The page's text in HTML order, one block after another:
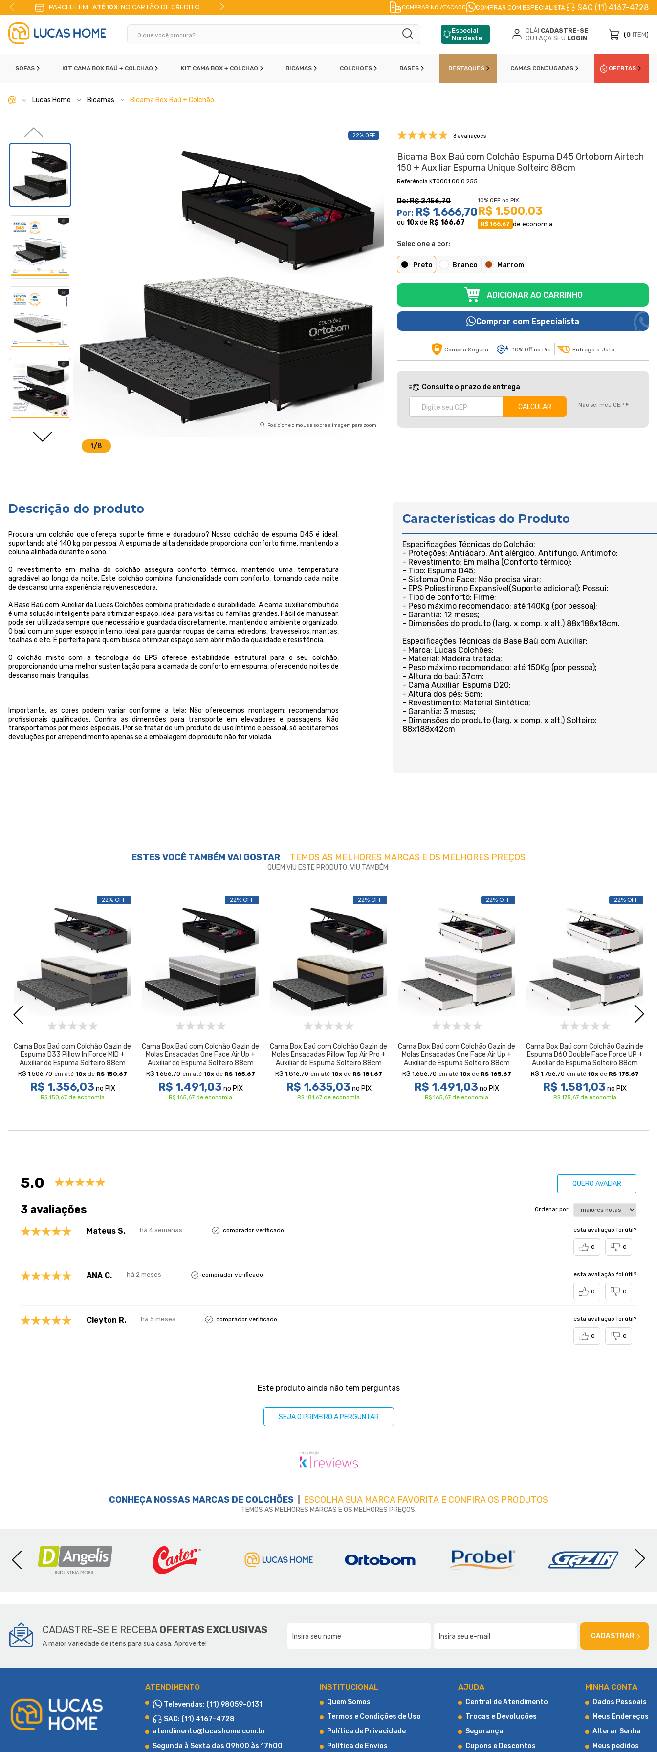
10X NO CARTÃO DE CŔEDITO 10% DE DESCONTO FRETE A JATOENVIO IMEDIATO PARCELE EMATÉ 10XNO CARTÃO DE
COMPRAR NO ATACADO COMPRAR COM ESPECIALISTA SAC (11) 4167-4728
Especial
Nordeste
OLÁ! CADASTRE-SE
OU FAÇA SEU LOGIN (0 ITEM)
SOFÁS KIT CAMA BOX BAÚ + COLCHÃO KIT CAMA BOX + COLCHÃO BICAMAS COLCHÕES BASES DESTAQUES CAMAS CONJUGADAS OFERTAS
Lucas Home Bicamas Bicama Box Baú + Colchão
22% OFF
1/8
Posicione o mouse sobre a imagem para zoom
3 avaliações
Bicama Box Baú com Colchão Espuma D45 Ortobom Airtech
150 + Auxiliar Espuma Unique Solteiro 88cm
KT0001.00.0.255
De:R$ 2.156,70
Por: R$ 1.666,70
ou10xde R$ 166,67
10% OFF no PIX
R$ 1.500,03
R$ 166,67 de economia
Selecione a cor:
Preto Branco Marrom
ADICIONAR AO CARRINHO
Comprar com Especialista
Compra Segura 10% Off no Pix Entrega a Jato
Consulte o prazo de entrega
Não sei meu CEP
Descrição do produto
Procura um colchão que ofereça suporte firme e duradouro? Nosso colchão de espuma D45 é ideal,
suportando até 140 kg por pessoa. A espuma de alta densidade proporciona conforto firme, mantendo a
coluna alinhada durante o sono.
O revestimento em malha do colchão assegura conforto térmico, mantendo uma temperatura
agradável ao longo da noite. Este colchão combina funcionalidade com conforto, tornando cada noite
de descanso uma experiência rejuvenescedora.
A Base Baú com Auxiliar da Lucas Colchões combina praticidade e durabilidade. A cama auxiliar embutida
é uma solução inteligente para otimizar espaço, ideal para visitas ou famílias grandes. Fácil de manusear,
pode ser utilizada sempre que necessário e guardada discretamente, mantendo o ambiente organizado.
O baú com um super espaço interno, ideal para guardar roupas de cama, edredons, travesseiros, mantas,
toalhas e etc. É perfeita para quem busca otimizar espaço sem abrir mão da qualidade e resistência.
O colchão misto com a tecnologia do EPS oferece estabilidade estrutural para o seu colchão,
proporcionando uma melhor sustentação para a camada de conforto em espuma, oferecendo noites de
descanso mais tranquilas.
Importante, as cores podem variar conforme a tela; Não oferecemos montagem; recomendamos
profissionais qualificados. Confira as dimensões para transporte em elevadores e passagens. Não
transportamos por meios especiais. Por se tratar de um produto de uso íntimo e pessoal, só aceitaremos
devoluções por arrependimento apenas se a embalagem do produto não for violada.
Características do Produto
Especificações Técnicas do Colchão:
- Proteções: Antiácaro, Antialérgico, Antifungo, Antimofo;
- Revestimento: Em malha (Conforto térmico);
- Tipo: Espuma D45;
- Sistema One Face: Não precisa virar;
- EPS Poliestireno Expansível(Suporte adicional): Possui;
- Tipo de conforto: Firme;
- Peso máximo recomendado: até 140Kg (por pessoa);
- Garantia: 12 meses;
- Dimensões do produto (larg. x comp. x alt.) 88x188x18cm.
Especificações Técnicas da Base Baú com Auxiliar:
- Marca: Lucas Colchões;
- Material: Madeira tratada;
- Peso máximo recomendado: até 150Kg (por pessoa);
- Altura do baú: 37cm;
- Cama Auxiliar: Espuma D20;
- Altura dos pés: 5cm;
- Revestimento: Material Sintético;
- Garantia: 3 meses;
- Dimensões do produto (larg. x comp. x alt.) Solteiro:
88x188x42cm
ESTES VOCÊ TAMBÉM VAI GOSTAR TEMOS AS MELHORES MARCAS E OS MELHORES PREÇOS
QUEM VIU ESTE PRODUTO, VIU TAMBÉM:
22% OFF
Cama Box Baú com Colchão Gazin de
Espuma D33 Pillow In Force MID +
Auxiliar de Espuma Solteiro 88cm
R$ 1.506,70 em até 10xde R$ 150,67
R$ 1.356,03 no PIX
R$ 150,67 de economia
22% OFF
Cama Box Baú com Colchão Gazin de
Molas Ensacadas One Face Air Up +
Auxiliar de Espuma Solteiro 88cm
R$ 1.656,70 em até 10xde R$ 165,67
R$ 1.491,03 no PIX
R$ 165,67 de economia
22% OFF
Cama Box Baú com Colchão Gazin de
Molas Ensacadas Pillow Top Air Pro +
Auxiliar de Espuma Solteiro 88cm
R$ 1.816,70 em até 10xde R$ 181,67
R$ 1.635,03 no PIX
R$ 181,67 de economia
22% OFF
Cama Box Baú com Colchão Gazin de
Molas Ensacadas One Face Air Up +
Auxiliar de Espuma Solteiro 88cm
R$ 1.656,70 em até 10xde R$ 165,67
R$ 1.491,03 no PIX
R$ 165,67 de economia
22% OFF
Cama Box Baú com Colchão Gazin de
Espuma D60 Double Face Force UP +
Auxiliar de Espuma Solteiro 88cm
R$ 1.756,70 em até 10xde R$ 175,67
R$ 1.581,03 no PIX
R$ 175,67 de economia
5.0 QUERO AVALIAR
3 avaliações Ordenar por
Mateus S. há 4 semanas comprador verificado esta avaliação foi útil?
0 0
ANA C. há 2 meses comprador verificado esta avaliação foi útil?
0 0
Cleyton R. há 5 meses comprador verificado esta avaliação foi útil?
0 0
Este produto ainda não tem perguntas
SEJA O PRIMEIRO A PERGUNTAR
CONHEÇA NOSSAS MARCAS DE COLCHÕES ESCOLHA SUA MARCA FAVORITA E CONFIRA OS PRODUTOS
TEMOS AS MELHORES MARCAS E OS MELHORES PREÇOS.
SOBRE A LUCAS HOME
CONHEÇA UM POUCO MAIS SOBRE A LUCAS HOME
CADASTRE-SE E RECEBA OFERTAS EXCLUSIVAS
A maior variedade de itens para sua casa. Aproveite!
CADASTRAR
ATENDIMENTO
Televendas: (11) 98059-0131
SAC: (11) 4167-4728
atendimento@lucashome.com.br
Segunda à Sexta das 09h00 às 17h00
INSTITUCIONAL
Quem Somos
Termos e Condições de Uso
Política de Privacidade
Política de Envios
AJUDA
Central de Atendimento
Trocas e Devoluções
Segurança
Cupons e Descontos
MINHA CONTA
Dados Pessoais
Meus Endereços
Alterar Senha
Meus pedidos